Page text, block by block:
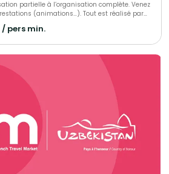
partielle à l’organisation complète. Venez
(animations…). Tout est réalisé par
/ pers min.